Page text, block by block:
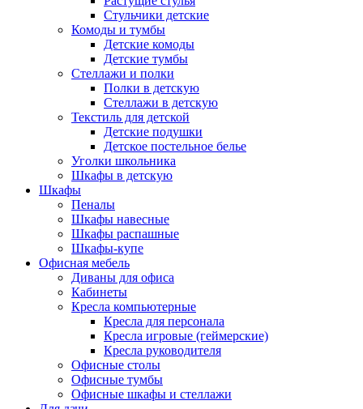
Стульчики детские
Комоды и тумбы
Детские комоды
Детские тумбы
Стеллажи и полки
Полки в детскую
Стеллажи в детскую
Текстиль для детской
Детские подушки
Детское постельное белье
Уголки школьника
Шкафы в детскую
Шкафы
Пеналы
Шкафы навесные
Шкафы распашные
Шкафы-купе
Офисная мебель
Диваны для офиса
Кабинеты
Кресла компьютерные
Кресла для персонала
Кресла игровые (геймерские)
Кресла руководителя
Офисные столы
Офисные тумбы
Офисные шкафы и стеллажи